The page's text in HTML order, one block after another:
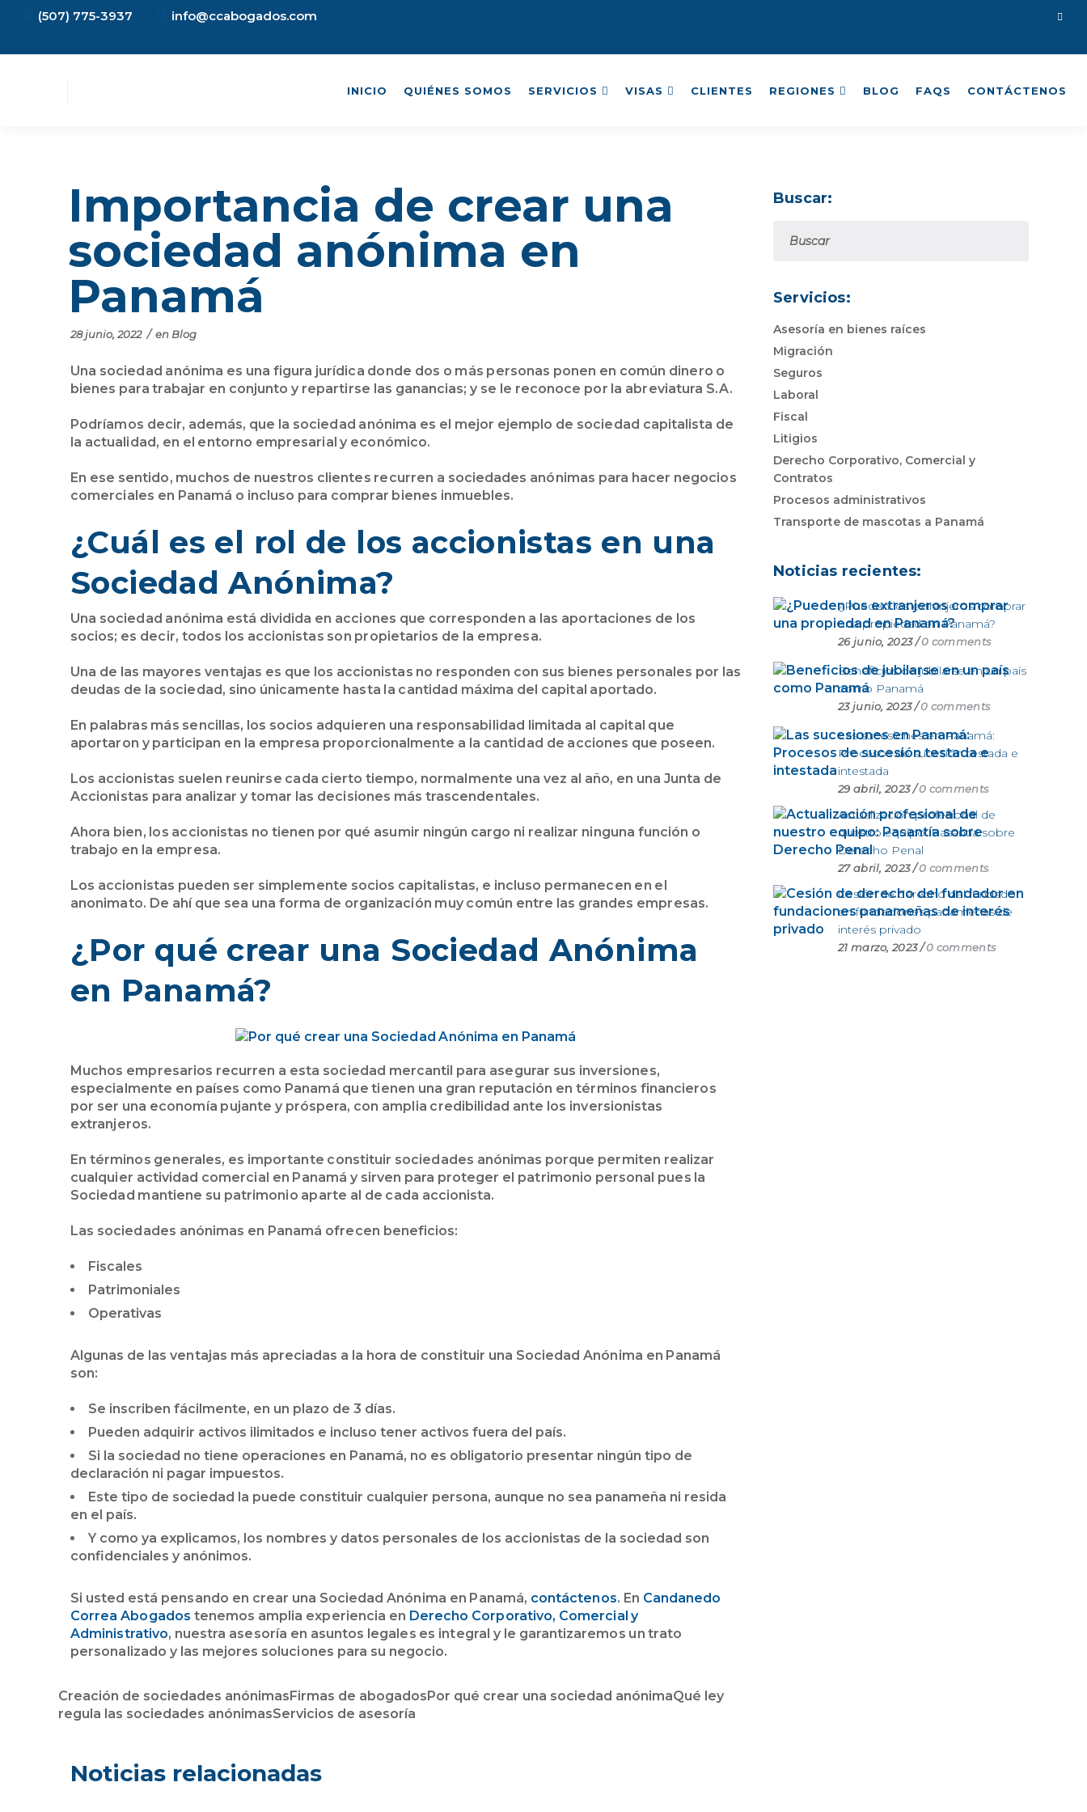
(507) 775-3937 info@ccabogados.com
INICIO QUIÉNES SOMOS SERVICIOS VISAS CLIENTES REGIONES BLOG FAQS CONTÁCTENOS
Importancia de crear una
sociedad anónima en
Panamá
28 junio, 2022 /en Blog
Una sociedad anónima es una figura jurídica donde dos o más personas ponen en común dinero o
bienes para trabajar en conjunto y repartirse las ganancias; y se le reconoce por la abreviatura S.A.
Podríamos decir, además, que la sociedad anónima es el mejor ejemplo de sociedad capitalista de
la actualidad, en el entorno empresarial y económico.
En ese sentido, muchos de nuestros clientes recurren a sociedades anónimas para hacer negocios
comerciales en Panamá o incluso para comprar bienes inmuebles.
¿Cuál es el rol de los accionistas en una
Sociedad Anónima?
Una sociedad anónima está dividida en acciones que corresponden a las aportaciones de los
socios; es decir, todos los accionistas son propietarios de la empresa.
Una de las mayores ventajas es que los accionistas no responden con sus bienes personales por las
deudas de la sociedad, sino únicamente hasta la cantidad máxima del capital aportado.
En palabras más sencillas, los socios adquieren una responsabilidad limitada al capital que
aportaron y participan en la empresa proporcionalmente a la cantidad de acciones que poseen.
Los accionistas suelen reunirse cada cierto tiempo, normalmente una vez al año, en una Junta de
Accionistas para analizar y tomar las decisiones más trascendentales.
Ahora bien, los accionistas no tienen por qué asumir ningún cargo ni realizar ninguna función o
trabajo en la empresa.
Los accionistas pueden ser simplemente socios capitalistas, e incluso permanecen en el
anonimato. De ahí que sea una forma de organización muy común entre las grandes empresas.
¿Por qué crear una Sociedad Anónima
en Panamá?
Muchos empresarios recurren a esta sociedad mercantil para asegurar sus inversiones,
especialmente en países como Panamá que tienen una gran reputación en términos financieros
por ser una economía pujante y próspera, con amplia credibilidad ante los inversionistas
extranjeros.
En términos generales, es importante constituir sociedades anónimas porque permiten realizar
cualquier actividad comercial en Panamá y sirven para proteger el patrimonio personal pues la
Sociedad mantiene su patrimonio aparte al de cada accionista.
Las sociedades anónimas en Panamá ofrecen beneficios:
Fiscales
Patrimoniales
Operativas
Algunas de las ventajas más apreciadas a la hora de constituir una Sociedad Anónima en Panamá
son:
Se inscriben fácilmente, en un plazo de 3 días.
Pueden adquirir activos ilimitados e incluso tener activos fuera del país.
Si la sociedad no tiene operaciones en Panamá, no es obligatorio presentar ningún tipo de
declaración ni pagar impuestos.
Este tipo de sociedad la puede constituir cualquier persona, aunque no sea panameña ni resida
en el país.
Y como ya explicamos, los nombres y datos personales de los accionistas de la sociedad son
confidenciales y anónimos.
Si usted está pensando en crear una Sociedad Anónima en Panamá, contáctenos. En Candanedo
Correa Abogados tenemos amplia experiencia en Derecho Corporativo, Comercial y
Administrativo, nuestra asesoría en asuntos legales es integral y le garantizaremos un trato
personalizado y las mejores soluciones para su negocio.
Creación de sociedades anónimasFirmas de abogadosPor qué crear una sociedad anónimaQué ley
regula las sociedades anónimasServicios de asesoría
Noticias relacionadas
Buscar:
Servicios:
Asesoría en bienes raíces
Migración
Seguros
Laboral
Fiscal
Litigios
Derecho Corporativo, Comercial y
Contratos
Procesos administrativos
Transporte de mascotas a Panamá
Noticias recientes:
¿Pueden los extranjeros comprar
una propiedad en Panamá?
26 junio, 2023 /0 comments
Beneficios de jubilarse en un país
como Panamá
23 junio, 2023 /0 comments
Las sucesiones en Panamá:
Procesos de sucesión testada e
intestada
29 abril, 2023 /0 comments
Actualización profesional de
nuestro equipo: Pasantía sobre
Derecho Penal
27 abril, 2023 /0 comments
Cesión de derecho del fundador
en fundaciones panameñas de
interés privado
21 marzo, 2023 /0 comments